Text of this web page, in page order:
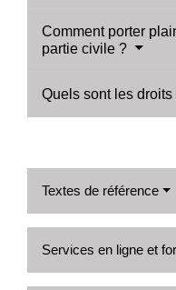
Comment porter
partie civile ?
Quels sont les
Textes de référence
Services en ligne et